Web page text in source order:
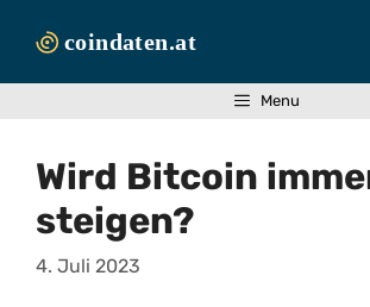
Inhalt
Menu
Wird Bitcoin
steigen?
4. Juli 2023